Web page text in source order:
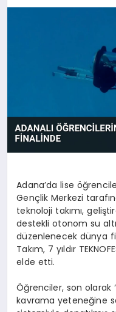
Adana’da lise
Gençlik Merkezi
teknoloji takımı,
destekli otonom su
düzenlenecek dünya
Takım, 7 yıldır
elde etti.
Öğrenciler, son olarak
kavrama yeteneğine